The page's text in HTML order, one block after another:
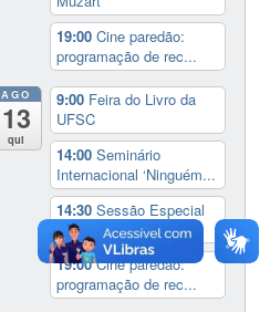
19:00Cine paredão:
programação de rec...
AGO
13
qui
9:00 Feira do Livro da
UFSC
14:00Seminário
Internacional ‘Ninguém...
14:30Sessão Especial
do Conselho Esta...
19:00Cine paredão:
programação de rec...